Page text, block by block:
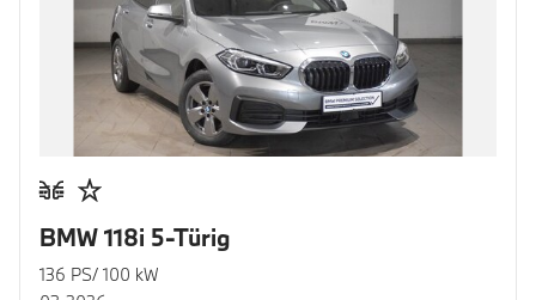
BMW 118i 5-Türig
136 PS/ 100 kW